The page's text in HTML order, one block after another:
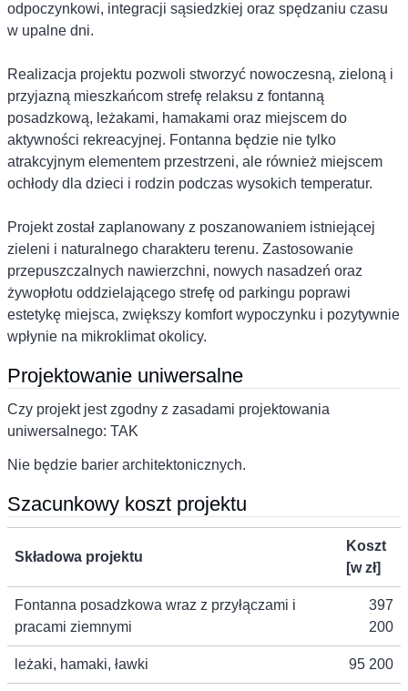
odpoczynkowi, integracji sąsiedzkiej oraz spędzaniu czasu
w upalne dni.
Realizacja projektu pozwoli stworzyć nowoczesną, zieloną i
przyjazną mieszkańcom strefę relaksu z fontanną
posadzkową, leżakami, hamakami oraz miejscem do
aktywności rekreacyjnej. Fontanna będzie nie tylko
atrakcyjnym elementem przestrzeni, ale również miejscem
ochłody dla dzieci i rodzin podczas wysokich temperatur.
Projekt został zaplanowany z poszanowaniem istniejącej
zieleni i naturalnego charakteru terenu. Zastosowanie
przepuszczalnych nawierzchni, nowych nasadzeń oraz
żywopłotu oddzielającego strefę od parkingu poprawi
estetykę miejsca, zwiększy komfort wypoczynku i pozytywnie
wpłynie na mikroklimat okolicy.
Projektowanie uniwersalne
Czy projekt jest zgodny z zasadami projektowania
uniwersalnego: TAK
Nie będzie barier architektonicznych.
Szacunkowy koszt projektu
Składowa projektu
Koszt
[w zł]
Fontanna posadzkowa wraz z przyłączami i
pracami ziemnymi
397
200
leżaki, hamaki, ławki 95 200